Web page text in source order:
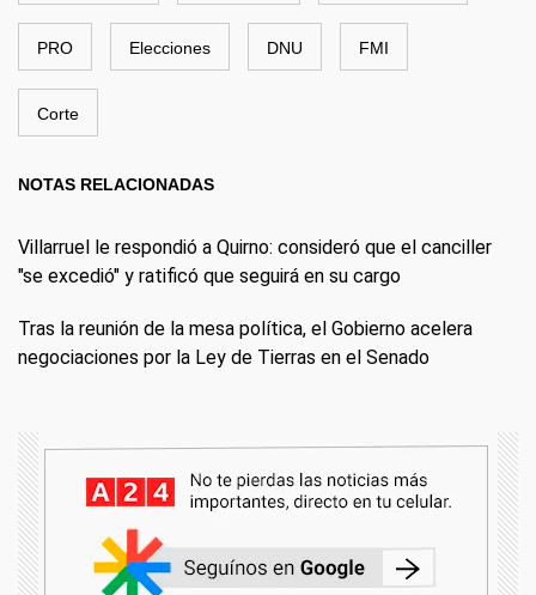
PRO Elecciones DNU FMI
Corte
NOTAS RELACIONADAS
Villarruel le respondió a Quirno: consideró que el canciller
"se excedió" y ratificó que seguirá en su cargo
Tras la reunión de la mesa política, el Gobierno acelera
negociaciones por la Ley de Tierras en el Senado